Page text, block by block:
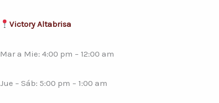
Victory Altabrisa
Mar a Mie: 4:00 pm – 12:00 am
Jue – Sáb: 5:00 pm – 1:00 am